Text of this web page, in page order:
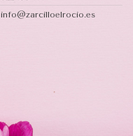
info@zarcilloelrocio.es